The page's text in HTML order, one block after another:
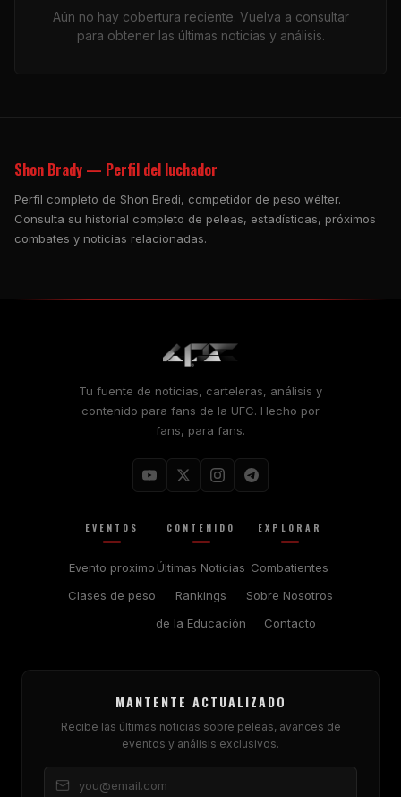
Aún no hay cobertura reciente. Vuelva a consultar
para obtener las últimas noticias y análisis.
Shon Brady — Perfil del luchador
Perfil completo de Shon Bredi, competidor de peso wélter.
Consulta su historial completo de peleas, estadísticas, próximos
combates y noticias relacionadas.
Tu fuente de noticias, carteleras, análisis y
contenido para fans de la UFC. Hecho por
fans, para fans.
EVENTOS
Evento proximo
Clases de peso
CONTENIDO
Últimas Noticias
Rankings
de la Educación
EXPLORAR
Combatientes
Sobre Nosotros
Contacto
MANTENTE ACTUALIZADO
Recibe las últimas noticias sobre peleas, avances de
eventos y análisis exclusivos.